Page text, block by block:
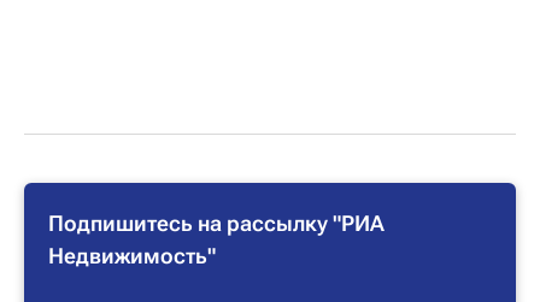
Подпишитесь на рассылку "РИА
Недвижимость"